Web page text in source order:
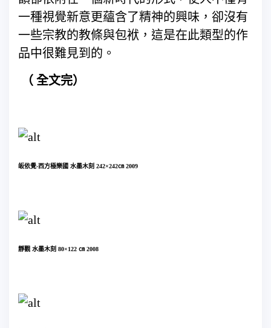
一種視覺新意更蘊含了精神的興味，卻沒有
一些宗教的教條與包袱，這是在此類型的作
品中很難見到的。
（ 全文完）
皈依覺-西方極樂國 水墨木刻 242×242㎝ 2009
靜觀 水墨木刻 80×122 ㎝ 2008